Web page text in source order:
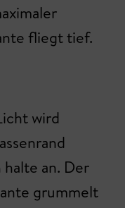
fliegt tief.
wird
an. Der
grummelt